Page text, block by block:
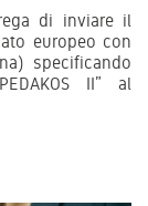
di inviare il
europeo con
specificando
II” al